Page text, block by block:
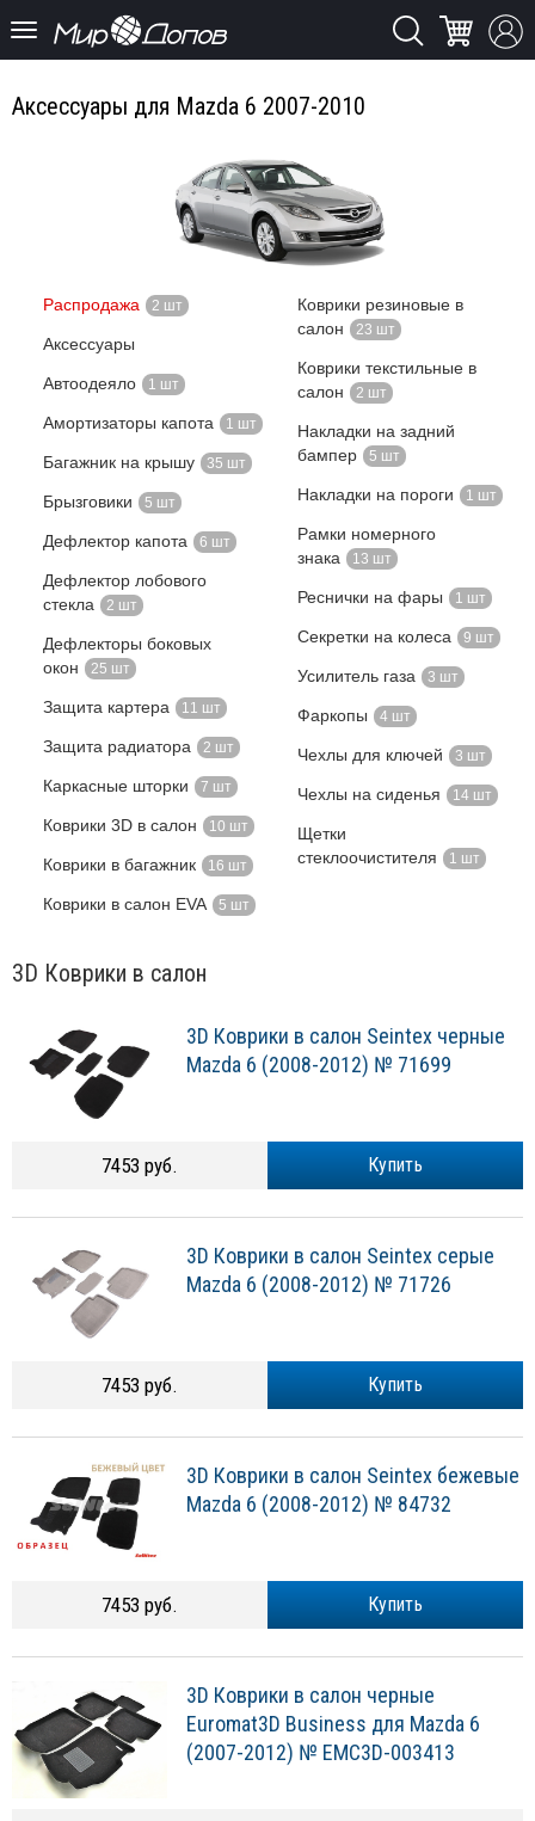
Аксессуары для Mazda 6 2007-2010
Распродажа 2 шт
Аксессуары
Автоодеяло 1 шт
Амортизаторы капота 1 шт
Багажник на крышу 35 шт
Брызговики 5 шт
Дефлектор капота 6 шт
Дефлектор лобового
стекла
2 шт
Дефлекторы боковых
окон
25 шт
Защита картера 11 шт
Защита радиатора 2 шт
Каркасные шторки 7 шт
Коврики 3D в салон 10 шт
Коврики в багажник 16 шт
Коврики в салон EVA 5 шт
Коврики резиновые в
салон
23 шт
Коврики текстильные в
салон
2 шт
Накладки на задний
бампер
5 шт
Накладки на пороги 1 шт
Рамки номерного
знака
13 шт
Реснички на фары 1 шт
Секретки на колеса 9 шт
Усилитель газа 3 шт
Фаркопы 4 шт
Чехлы для ключей 3 шт
Чехлы на сиденья 14 шт
Щетки
стеклоочистителя
1 шт
3D Коврики в салон
3D Коврики в салон Seintex черные
Mazda 6 (2008-2012) № 71699
Купить
7453 руб.
3D Коврики в салон Seintex серые
Mazda 6 (2008-2012) № 71726
Купить
7453 руб.
3D Коврики в салон Seintex бежевые
Mazda 6 (2008-2012) № 84732
Купить
7453 руб.
3D Коврики в салон черные
Euromat3D Business для Mazda 6
(2007-2012) № EMC3D-003413